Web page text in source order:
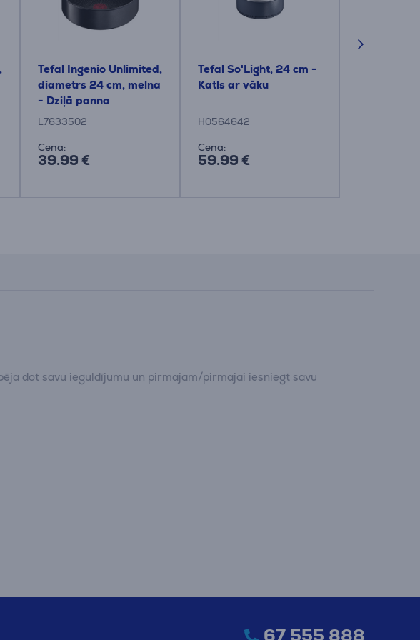
Tefal Ingenio Unlimited,
diametrs 24 cm, melna
- Dziļā panna
L7633502
Cena:
39.99 €
Tefal So'Light, 24 cm -
Katls ar vāku
H0564642
Cena:
59.99 €
dot savu ieguldījumu un pirmajam/pirmajai iesniegt savu
67 555 888